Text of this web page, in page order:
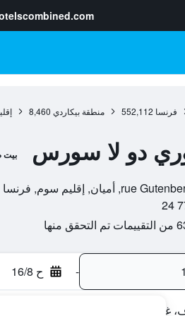
فرنسا 552,112 منطقة بيكاردي 8,460
دو لا سورس بيت
منها
- ح 16/8